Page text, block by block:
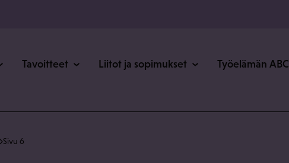
Tavoitteet Liitot ja sopimukset Työelämän ABC
Sivu 6